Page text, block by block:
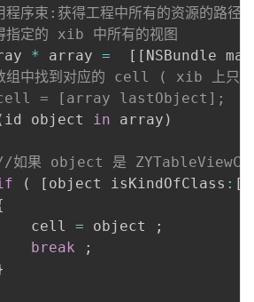
序束:获得工程中所有的资源的路径
定的 xib 中所有的视图
* array = [ [ NSBundle
组中找到对应的 cell ( xib 上只
= [array lastObject];
id object in array )
如果 object 是
( [ object isKindOfClass : [
cell
= object
;
break
;